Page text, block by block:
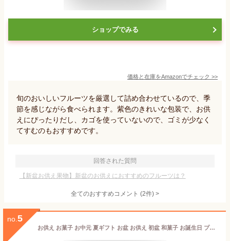
ショップでみる
価格と在庫をAmazonでチェック >>
旬のおいしいフルーツを厳選して詰め合わせているので、季
節を感じながら食べられます。紫色のきれいな包装で、お供
えにぴったりだし、カゴを使っていないので、ゴミが少なく
てすむのもおすすめです。
回答された質問
【新盆お供え果物】新盆のお供えにおすすめのフルーツは？
全てのおすすめコメント (2件) >
no. 5
お供え お菓子 お中元 夏ギフト お盆 お供え 初盆 和菓子 お誕生日 プレゼント 送料無料 四十九日 粗供養 香典返し お供え物 阿波和三盆糖 舞玉 和三盆クッキー お返し ご挨拶 お礼 内祝い お祝い 御礼 仏事 法要 法事 香典返し ご挨拶 母 父 還暦祝い 古希 喜寿 米寿 49日